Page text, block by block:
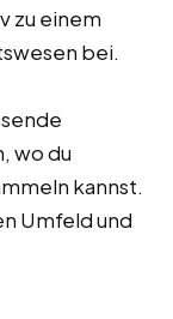
zu einem
bei.
wo du
kannst.
Umfeld und